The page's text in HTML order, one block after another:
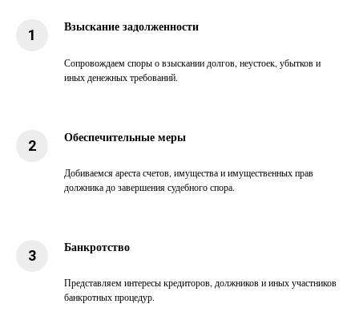
Взыскание задолженности
Сопровождаем споры о взыскании долгов, неустоек, убытков и
иных денежных требований.
Обеспечительные меры
Добиваемся ареста счетов, имущества и имущественных прав
должника до завершения судебного спора.
Банкротство
Представляем интересы кредиторов, должников и иных участников
банкротных процедур.